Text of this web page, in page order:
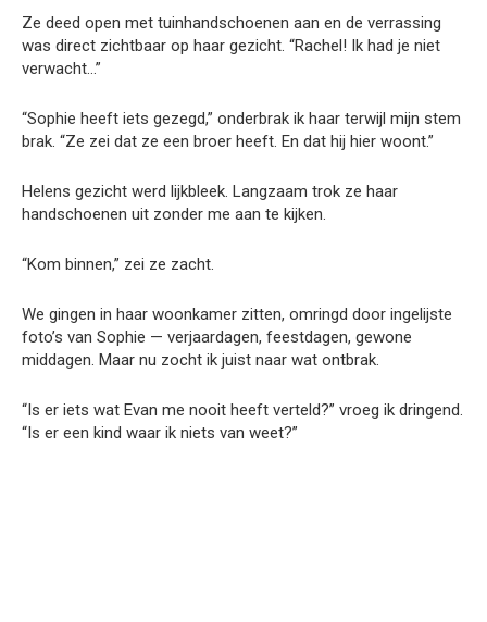
Ze deed open met tuinhandschoenen aan en de verrassing
was direct zichtbaar op haar gezicht. “Rachel! Ik had je niet
verwacht…”
“Sophie heeft iets gezegd,” onderbrak ik haar terwijl mijn stem
brak. “Ze zei dat ze een broer heeft. En dat hij hier woont.”
Helens gezicht werd lijkbleek. Langzaam trok ze haar
handschoenen uit zonder me aan te kijken.
“Kom binnen,” zei ze zacht.
We gingen in haar woonkamer zitten, omringd door ingelijste
foto’s van Sophie — verjaardagen, feestdagen, gewone
middagen. Maar nu zocht ik juist naar wat ontbrak.
“Is er iets wat Evan me nooit heeft verteld?” vroeg ik dringend.
“Is er een kind waar ik niets van weet?”